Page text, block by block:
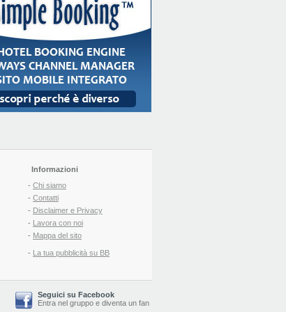
Informazioni
- Chi siamo
- Contatti
- Disclaimer e Privacy
- Lavora con noi
- Mappa del sito
- La tua pubblicità su BB
Seguici su Facebook
Entra nel gruppo e diventa un fan